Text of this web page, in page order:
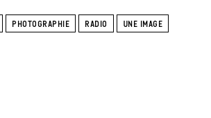
PHOTOGRAPHIE RADIO UNE IMAGE